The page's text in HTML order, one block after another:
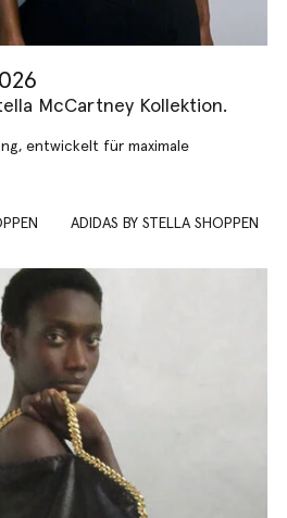
McCartney Kollektion.
entwickelt für maximale
ADIDAS BY STELLA SHOPPEN